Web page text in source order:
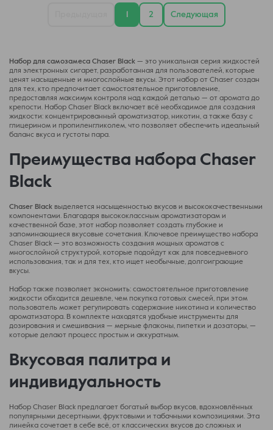
2 Следующая
Набор для самозамеса Chaser Black — это уникальная серия жидкостей
для электронных сигарет, разработанная для пользователей, которые
ценят насыщенные и многослойные вкусы. Этот набор от Chaser создан
для тех, кто предпочитает самостоятельное приготовление,
предоставляя максимум контроля над каждой деталью — от аромата до
крепости. Набор Chaser Black включает всё необходимое для создания
жидкости: концентрированный ароматизатор, никотин, а также базу с
глицерином и пропиленгликолем, что позволяет обеспечить идеальный
баланс вкуса и густоты пара.
Преимущества набора Chaser
Black
Chaser Black выделяется насыщенностью вкусов и высококачественными
компонентами. Благодаря высококлассным ароматизаторам и
качественной базе, этот набор позволяет создать глубокие и
запоминающиеся вкусовые сочетания. Ключевое преимущество набора
Chaser Black — это возможность создания мощных ароматов с
многослойной структурой, которые подойдут как для повседневного
использования, так и для тех, кто ищет необычные, долгоиграющие
вкусы.
Набор также позволяет экономить: самостоятельное приготовление
жидкости обходится дешевле, чем покупка готовых смесей, при этом
пользователь может регулировать содержание никотина и количество
ароматизатора. В комплекте находятся удобные инструменты для
дозирования и смешивания — мерные флаконы, пипетки и дозаторы, —
которые делают процесс простым и аккуратным.
Вкусовая палитра и
индивидуальность
Набор Chaser Black предлагает богатый выбор вкусов, вдохновлённых
популярными десертными, фруктовыми и табачными композициями. Эта
линейка сочетает в себе всё, от классических вкусов до сложных и